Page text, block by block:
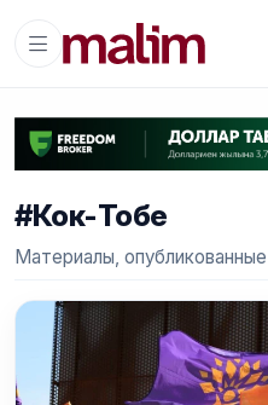
#Кок-Тобе
Материалы,